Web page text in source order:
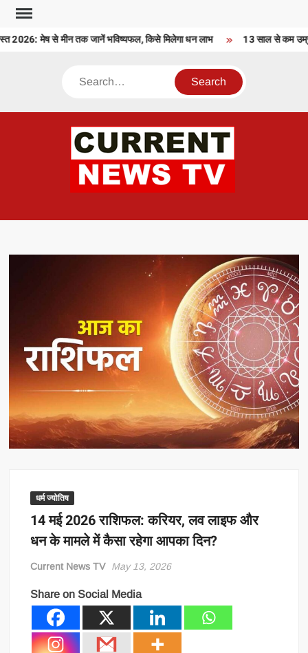
Skip
contentमेष से मीन तक जानें भविष्यफल, किसे मिलेगा धन लाभ 13 साल से कम उम्र
Search
धर्म ज्योतिष
14 मई 2026 राशिफल: करियर, लव लाइफ और
धन के मामले में कैसा रहेगा आपका दिन?
Current News TV May 13, 2026
Share on Social Media